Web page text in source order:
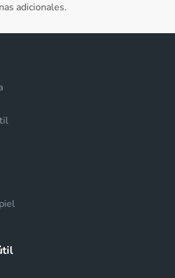
adicionales.